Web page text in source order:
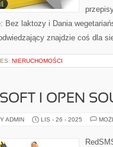
Bez laktozy i Dania
znajdzie coś dla
NIERUCHOMOŚCI
I OPEN
ADMIN LIS - 26 - 2025